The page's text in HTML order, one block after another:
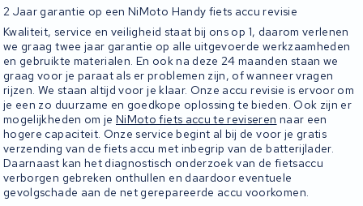
2 Jaar garantie op een NiMoto Handy fiets accu revisie
Kwaliteit, service en veiligheid staat bij ons op 1, daarom verlenen
we graag twee jaar garantie op alle uitgevoerde werkzaamheden
en gebruikte materialen. En ook na deze 24 maanden staan we
graag voor je paraat als er problemen zijn, of wanneer vragen
rijzen. We staan altijd voor je klaar. Onze accu revisie is ervoor om
je een zo duurzame en goedkope oplossing te bieden. Ook zijn er
mogelijkheden om jeNiMoto fiets accu te reviseren naar een
hogere capaciteit. Onze service begint al bij de voor je gratis
verzending van de fiets accu met inbegrip van de batterijlader.
Daarnaast kan het diagnostisch onderzoek van de fietsaccu
verborgen gebreken onthullen en daardoor eventuele
gevolgschade aan de net gerepareerde accu voorkomen.